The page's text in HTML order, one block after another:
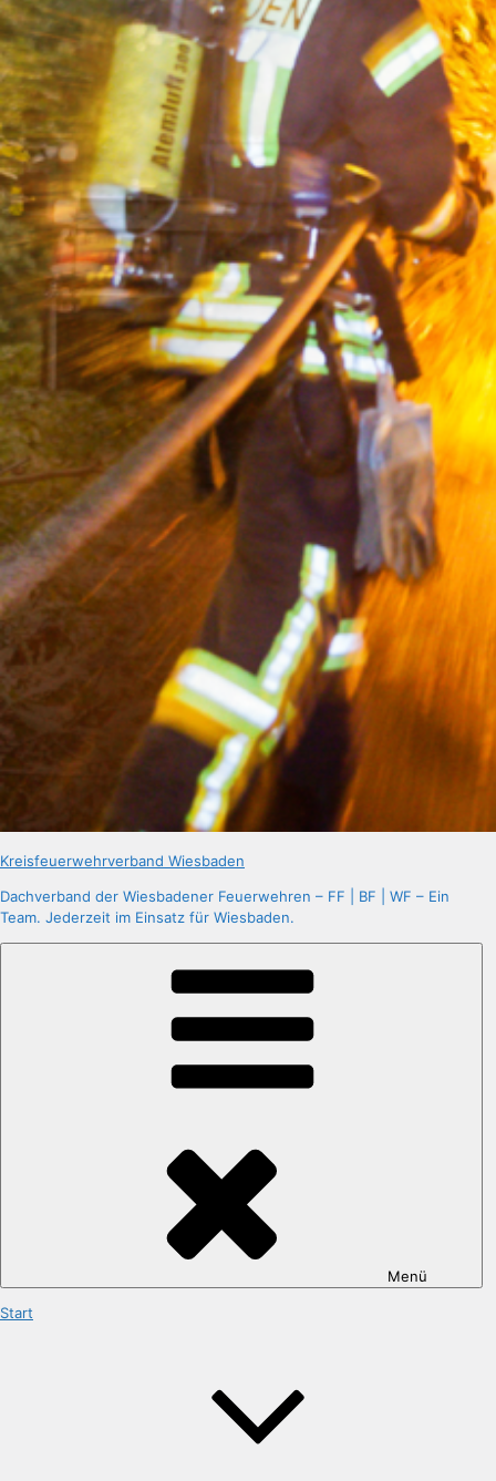
Kreisfeuerwehrverband Wiesbaden
Dachverband der Wiesbadener Feuerwehren – FF | BF | WF – Ein
Team. Jederzeit im Einsatz für Wiesbaden.
Menü
Start